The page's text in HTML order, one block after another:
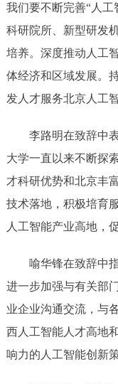
我们要不断完善“人
科研院所、新型研发
培养。深度推动人工
体经济和区域发展。
发人才服务北京人工
李路明在致辞中
大学一直以来不断探
才科研优势和北京丰
技术落地，积极培育
人工智能产业高地，
喻华锋在致辞中
进一步加强与有关部
业企业沟通交流，与
西人工智能人才高地
响力的人工智能创新